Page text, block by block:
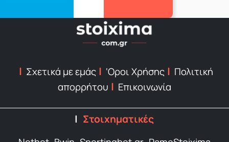
Σχετικά με εμάς ‘Οροι Χρήσης
Πολιτική
απορρήτου
Επικοινωνία
Στοιχηματικές